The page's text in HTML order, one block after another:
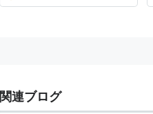
関連ブログ